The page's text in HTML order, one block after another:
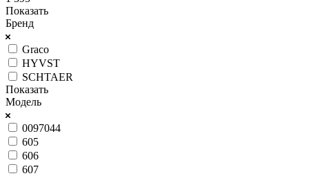
Показать
Бренд
Graco
HYVST
SCHTAER
Показать
Модель
0097044
605
606
607